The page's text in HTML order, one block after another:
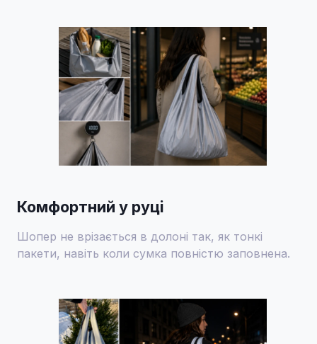
Комфортний у руці
Шопер не врізається в долоні так, як тонкі
пакети, навіть коли сумка повністю заповнена.